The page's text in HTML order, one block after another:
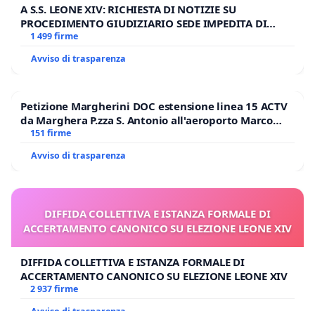
A S.S. LEONE XIV: RICHIESTA DI NOTIZIE SU
PROCEDIMENTO GIUDIZIARIO SEDE IMPEDITA DI
BENEDETTO XVI
1 499 firme
Avviso di trasparenza
Petizione Margherini DOC estensione linea 15 ACTV
da Marghera P.zza S. Antonio all'aeroporto Marco
Polo tariffa a € 1,50
151 firme
Avviso di trasparenza
DIFFIDA COLLETTIVA E ISTANZA FORMALE DI
ACCERTAMENTO CANONICO SU ELEZIONE LEONE XIV
DIFFIDA COLLETTIVA E ISTANZA FORMALE DI
ACCERTAMENTO CANONICO SU ELEZIONE LEONE XIV
2 937 firme